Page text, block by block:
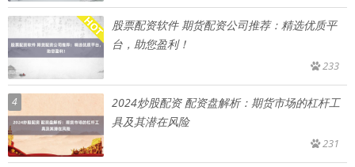
股票配资软件 期货配资公司推荐：精选优质平
台，助您盈利！
233
4
2024炒股配资 配资盘解析：期货市场的杠杆工
具及其潜在风险
231